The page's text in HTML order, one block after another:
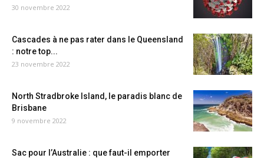
30 novembre 2022
Cascades à ne pas rater dans le Queensland
: notre top...
23 novembre 2022
North Stradbroke Island, le paradis blanc de
Brisbane
9 novembre 2022
Sac pour l’Australie : que faut-il emporter